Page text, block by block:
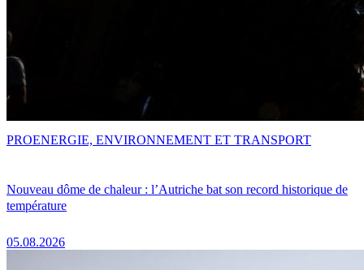
Nouveau dôme de chaleur : l’Autriche bat son record historique de
température
05.08.2026
PROENERGIE, ENVIRONNEMENT ET TRANSPORT